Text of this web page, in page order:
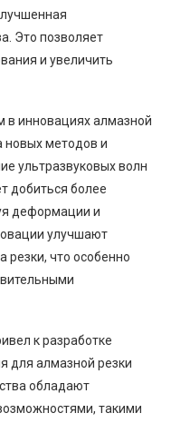
Это позволяет
и увеличить
инновациях алмазной
новых методов и
ультразвуковых волн
добиться более
деформации и
улучшают
резки, что особенно
к разработке
для алмазной резки
обладают
такими